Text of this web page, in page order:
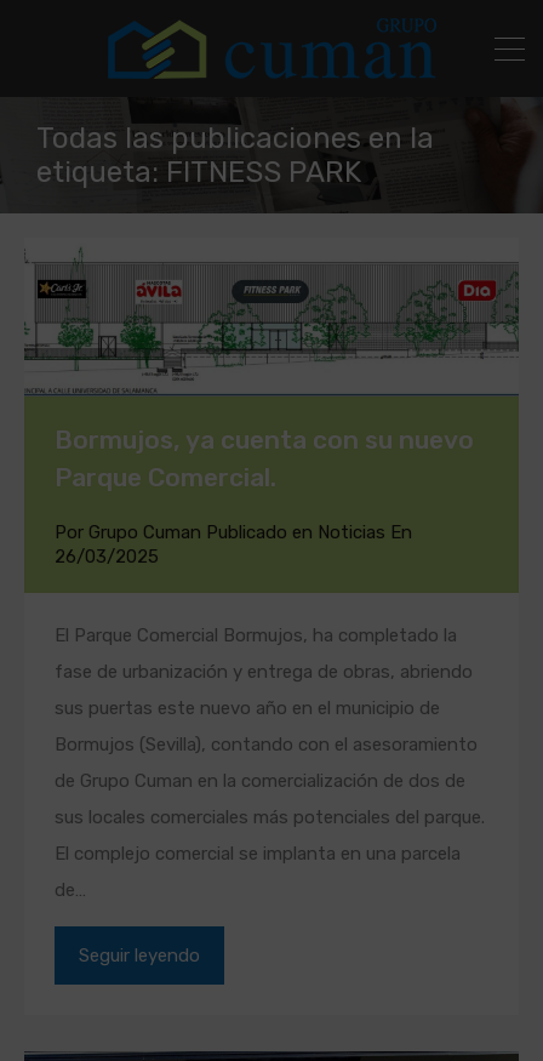
Todas las publicaciones en la
etiqueta: FITNESS PARK
Bormujos, ya cuenta con su nuevo
Parque Comercial.
Por Grupo Cuman Publicado en Noticias En
26/03/2025
El Parque Comercial Bormujos, ha completado la
fase de urbanización y entrega de obras, abriendo
sus puertas este nuevo año en el municipio de
Bormujos (Sevilla), contando con el asesoramiento
de Grupo Cuman en la comercialización de dos de
sus locales comerciales más potenciales del parque.
El complejo comercial se implanta en una parcela
de…
Seguir leyendo